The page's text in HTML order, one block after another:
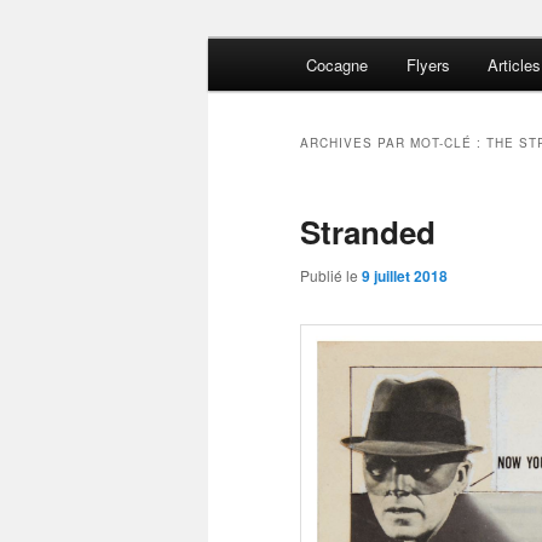
The Del-
Cocagne Flyers Articles
ARCHIVES PAR MOT-CLÉ : THE
Stranded
Publié le 9 juillet 2018